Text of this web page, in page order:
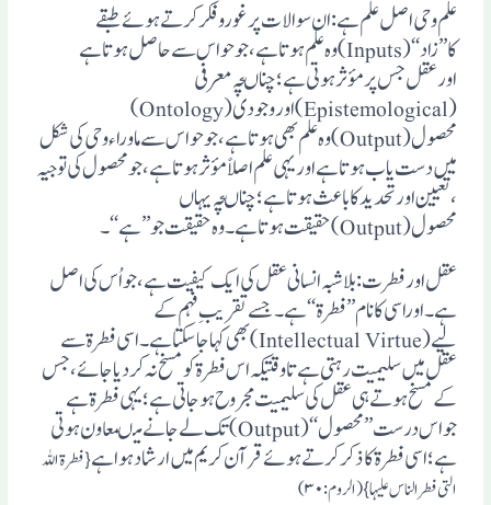
علم وحی اصل علم ہے : ان سوالات پرغوروفکرکرتے ہوئے طبقے
کا’’زاد‘‘(Inputs) وہ علم ہوتاہے، جوحواس سے حاصل ہوتا ہے
اورعقل جس پرمؤثرہوتی ہے ؛چناںچہ معرفی
(Epistemological) اور وجودی (Ontology)
محصول(Output)وہ علم بھی ہوتاہے ،جوحواس سے ماوراء وحی کی شکل
میں دست یاب ہوتاہے اوریہی علم اصلاً مؤثر ہوتاہے ،جومحصول کی توجیہ
،تعیین اورتحدیدکاباعث ہوتاہے؛چناںچہ یہاں
محصول(Output)حقیقت ہوتاہے ۔وہ حقیقت جو’’ہے ‘‘۔
عقل اور فطرت: بلاشبہ انسانی عقل کی ایک کیفیت ہے ،جواُس کی اصل
ہے ۔اوراسی کانام’’ فطرۃ ‘‘ہے۔جسے تقریبِ فہم کے
لیے(Intellectual Virtue) بھی کہاجاسکتاہے ۔اسی فطرۃ سے
عقل میں سلیمیت رہتی ہے تاوقتیکہ اس فطرۃ کومسخ نہ کردیاجائے ،جس
کے مسخ ہوتے ہی عقل کی سلیمیت مجروح ہوجاتی ہے ؛یہی فطرۃ ہے
جواس درست ’’محصول‘‘(Output)تک لے جانے میںمعاون ہوتی
ہے ؛اسی فطرۃ کاذکرکرتے ہوئے قرآن کریم میں ارشاد ہوا ہے{فطرۃ اللہ
التی فطرالناس علیہا}(الروم:۳۰)